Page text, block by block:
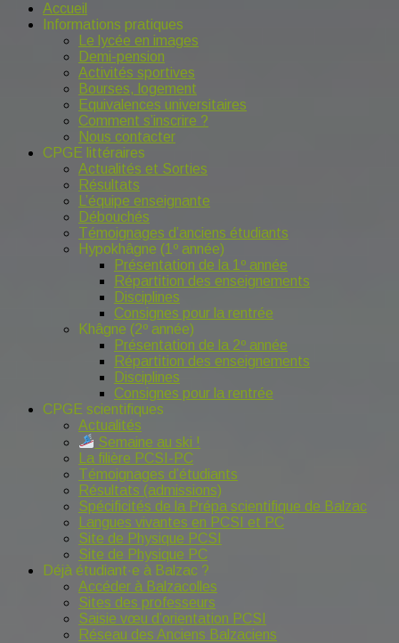
Accueil
Informations pratiques
Le lycée en images
Demi-pension
Activités sportives
Bourses, logement
Equivalences universitaires
Comment s’inscrire ?
Nous contacter
CPGE littéraires
Actualités et Sorties
Résultats
L’équipe enseignante
Débouchés
Témoignages d’anciens étudiants
Hypokhâgne (1º année)
Présentation de la 1º année
Répartition des enseignements
Disciplines
Consignes pour la rentrée
Khâgne (2º année)
Présentation de la 2º année
Répartition des enseignements
Disciplines
Consignes pour la rentrée
CPGE scientifiques
Actualités
Semaine au ski !
La filière PCSI-PC
Témoignages d’étudiants
Résultats (admissions)
Spécificités de la Prépa scientifique de Balzac
Langues vivantes en PCSI et PC
Site de Physique PCSI
Site de Physique PC
Déjà étudiant·e à Balzac ?
Accéder à Balzacolles
Sites des professeurs
Saisie vœu d’orientation PCSI
Réseau des Anciens Balzaciens